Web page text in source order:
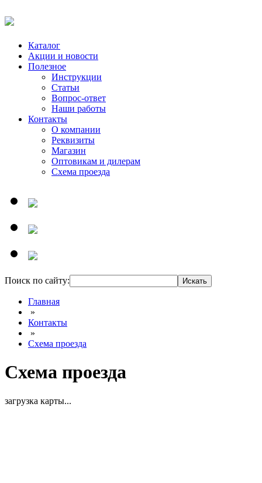
Каталог
Акции и новости
Полезное
Инструкции
Статьи
Вопрос-ответ
Наши работы
Контакты
О компании
Реквизиты
Магазин
Оптовикам и дилерам
Схема проезда
Поиск по сайту:
Главная
»
Контакты
»
Схема проезда
Схема проезда
загрузка карты...